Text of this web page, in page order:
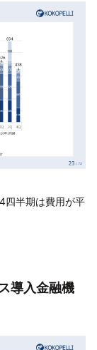
四半期は費用が平
導入金融機